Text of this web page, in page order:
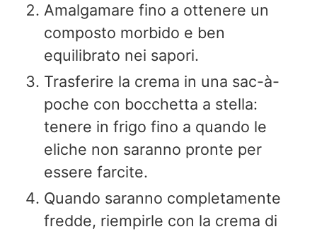
Amalgamare fino a ottenere un
composto morbido e ben
equilibrato nei sapori.
Trasferire la crema in una sac-à-
poche con bocchetta a stella:
tenere in frigo fino a quando le
eliche non saranno pronte per
essere farcite.
Quando saranno completamente
fredde, riempirle con la crema di